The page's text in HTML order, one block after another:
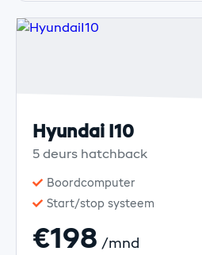
Hyundai I10
5 deurs hatchback
Boordcomputer
Start/stop systeem
€198 /mnd